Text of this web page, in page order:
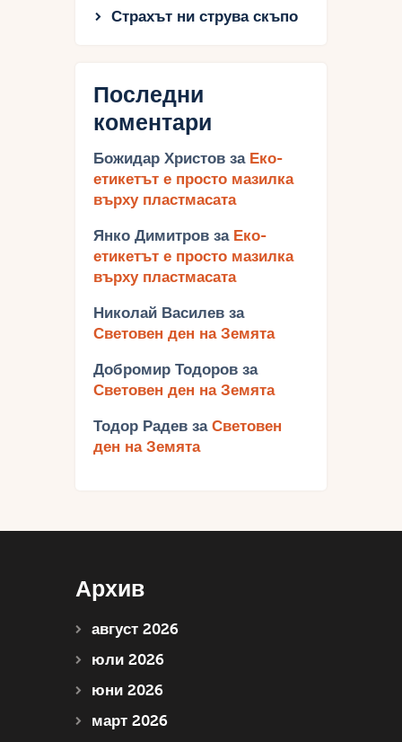
Страхът ни струва скъпо
Последни
коментари
Божидар Христов за Еко-
етикетът е просто мазилка
върху пластмасата
Янко Димитров за Еко-
етикетът е просто мазилка
върху пластмасата
Николай Василев за
Световен ден на Земята
Добромир Тодоров за
Световен ден на Земята
Тодор Радев за Световен
ден на Земята
Архив
август 2026
юли 2026
юни 2026
март 2026